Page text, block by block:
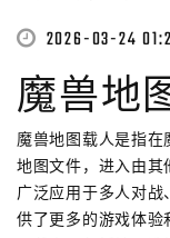
2026-03-24
魔兽地
魔兽地图载人是指
地图文件，进入由
广泛应用于多人对
供了更多的游戏体